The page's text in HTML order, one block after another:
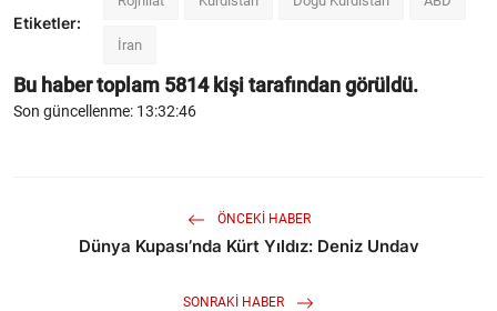
Etiketler:
İran
Bu haber toplam 5814kişi tarafından görüldü.
Son güncellenme: 13:32:46
ÖNCEKI HABER
Dünya Kupası’nda Kürt Yıldız: Deniz Undav
SONRAKI HABER